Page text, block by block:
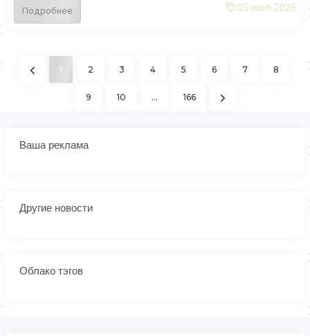
Подробнее 05-июл-2026
1 2 3 4 5 6 7 8
9 10 ... 166
Ваша реклама
Другие новости
Облако тэгов